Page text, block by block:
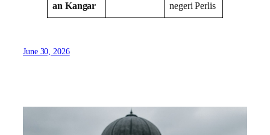
an Kangar
negeri Perlis
June 30, 2026